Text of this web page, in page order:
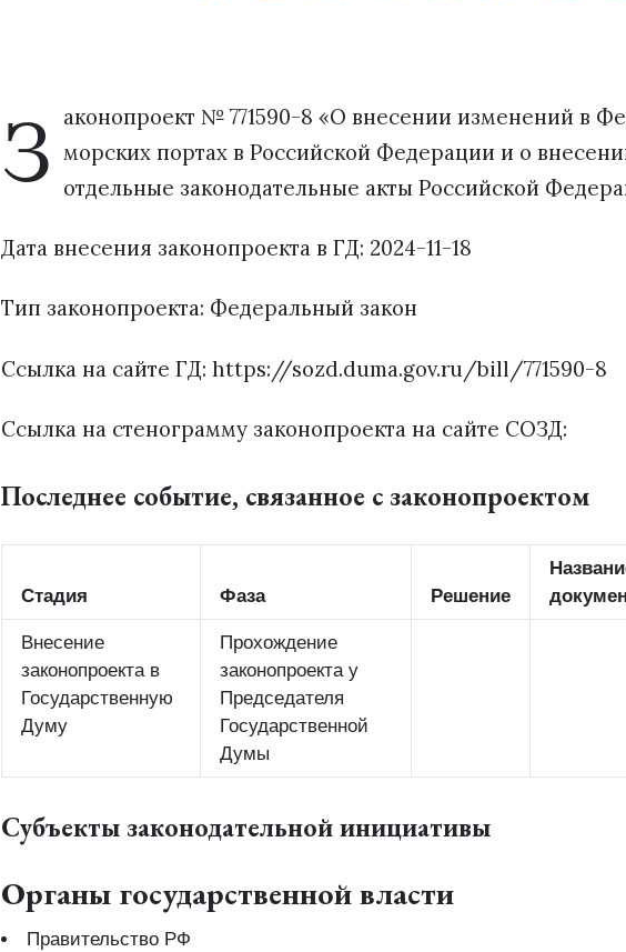
З аконопроект № 771590-8 «О внесении изменений в
морских портах в Российской Федерации и о
отдельные законодательные акты Российской
Дата внесения законопроекта в ГД: 2024-11-18
Тип законопроекта: Федеральный закон
Ссылка на сайте ГД: https://sozd.duma.gov.ru/bill/771590-8
Ссылка на стенограмму законопроекта на сайте СОЗД:
Последнее событие, связанное с законопроектом
Стадия Фаза Решение
Внесение
законопроекта в
Государственную
Думу
Прохождение
законопроекта у
Председателя
Государственной
Думы
Субъекты законодательной инициативы
Органы государственной власти
Правительство РФ